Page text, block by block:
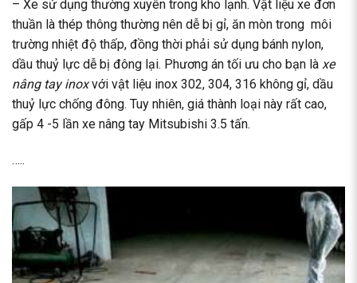
– Xe sử dụng thường xuyên trong kho lạnh. Vật liệu xe đơn
thuần là thép thông thường nên dễ bị gỉ, ăn mòn trong môi
trường nhiệt độ thấp, đồng thời phải sử dụng bánh nylon,
dầu thuỷ lực dễ bị đông lại. Phương án tối ưu cho bạn là xe
nâng tay inoxvới vật liệu inox 302, 304, 316 không gỉ, dầu
thuỷ lực chống đông. Tuy nhiên, giá thành loại này rất cao,
gấp 4 -5 lần xe nâng tay Mitsubishi 3.5 tấn.
…..